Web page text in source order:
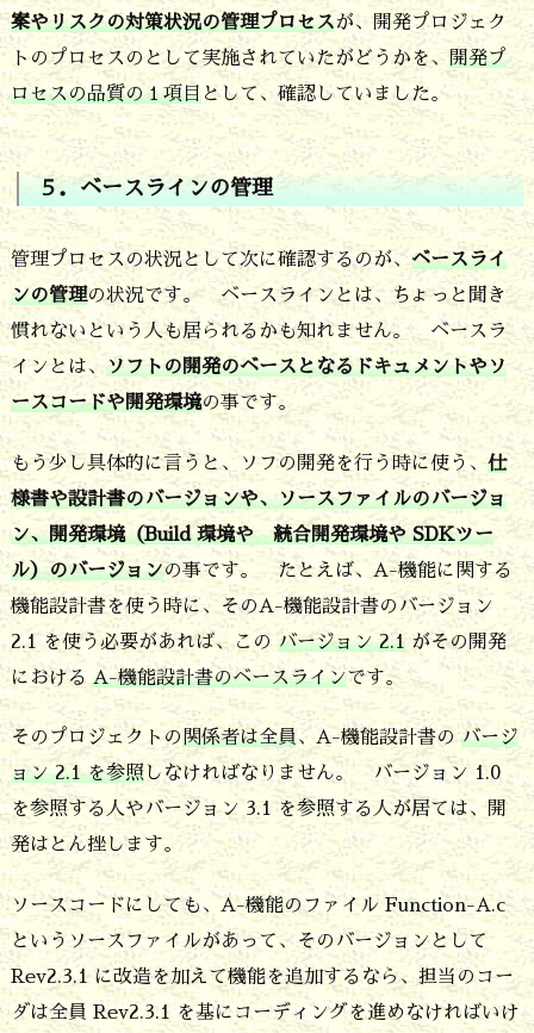
対
策
が
済
ん
で
い
る
事
大
事
5.
５．
ベ
ー
ス
ラ
イ
ン
の
管
理
案やリスクの対策状況の管理プロセスが、開発プロジェク
トのプロセスのとして実施されていたがどうかを、 開発プ
ロセスの品質の１項目として、確認していました。
５．ベースラインの管理
管理プロセスの状況として次に確認するのが、 ベースライ
ンの管理の状況です。 ベースラインとは、ちょっと聞き
慣れないという人も居られるかも知れません。 ベースラ
インとは、ソフトの開発のベースとなるドキュメントやソ
ースコードや開発環境の事です。
もう少し具体的に言うと、ソフの開発を行う時に使う、 仕
様書や設計書のバージョンや、ソースファイルのバージョ
ン、開発環境（Build 環境や 統合開発環境や SDKツー
ル）のバージョンの事です。 たとえば、A-機能に関する
機能設計書を使う時に、そのA-機能設計書のバージョン
2.1 を使う必要があれば、この バージョン 2.1 がその開発
における A-機能設計書のベースラインです。
そのプロジェクトの関係者は全員、A-機能設計書のバージ
ョン 2.1 を参照 しなければなりません。 バージョン 1.0
を参照する人やバージョン 3.1 を参照する人が居ては、開
発はとん挫します。
ソースコードにしても、A-機能のファイル Function-A.c
というソースファイルがあって、そのバージョンとして
Rev2.3.1 に改造を加えて機能を追加するなら、担当のコー
ダは全員 Rev2.3.1 を基にコーディングを進めなければいけ